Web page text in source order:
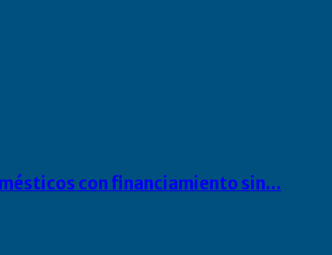
con financiamiento sin…